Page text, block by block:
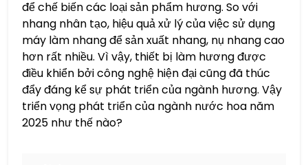
để chế biến các loại sản phẩm hương. So với
nhang nhân tạo, hiệu quả xử lý của việc sử dụng
máy làm nhang để sản xuất nhang, nụ nhang cao
hơn rất nhiều. Vì vậy, thiết bị làm hương được
điều khiển bởi công nghệ hiện đại cũng đã thúc
đẩy đáng kể sự phát triển của ngành hương. Vậy
triển vọng phát triển của ngành nước hoa năm
2025 như thế nào?